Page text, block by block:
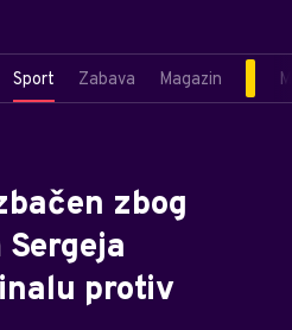
Sport Zabava Magazin
zbog
protiv